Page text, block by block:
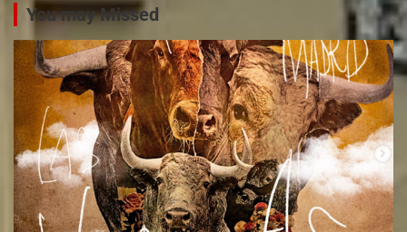
You may Missed